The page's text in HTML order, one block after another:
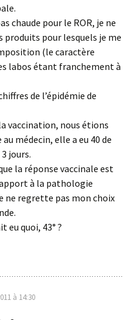
chaude pour le ROR, je ne
produits pour lesquels je me
(le caractère
labos étant franchement à
de l’épidémie de
vaccination, nous étions
médecin, elle a eu 40 de
jours.
la réponse vaccinale est
à la pathologie
ne regrette pas mon choix
eu quoi, 43° ?
à 14:30